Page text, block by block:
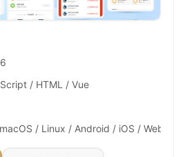
/ HTML / Vue
/ Linux / Android / iOS / Web